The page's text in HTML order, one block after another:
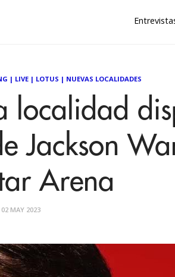
| LIVE| LOTUS | NUEVAS LOCALIDADES
localidad
Jackson
Arena
02 MAY 2023